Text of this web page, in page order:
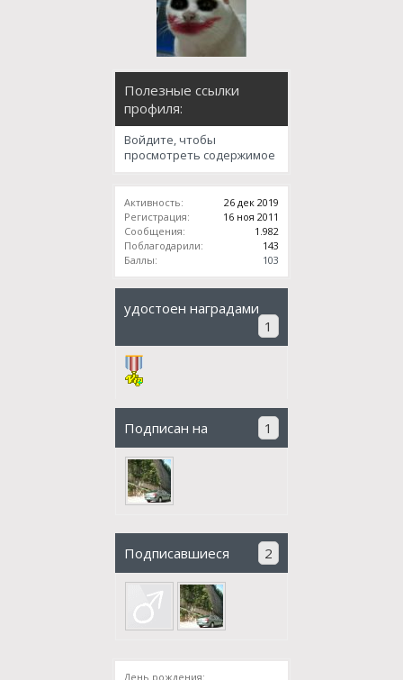
Полезные ссылки
профиля:
Войдите, чтобы
просмотреть содержимое
Активность:
26 дек 2019
Регистрация:
16 ноя 2011
Сообщения:
1.982
Поблагодарили:
143
Баллы:
103
удостоен наградами
1
Подписан на 1
Подписавшиеся 2
День рождения: